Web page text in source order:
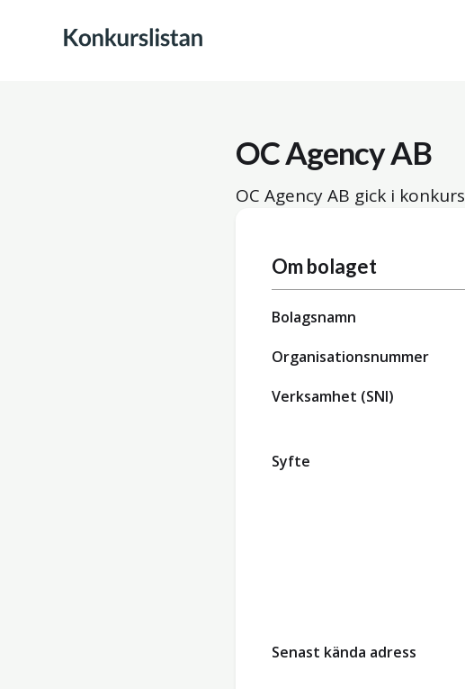
OC Agency AB
OC Agency AB gick i konkurs
Om bolaget
Bolagsnamn
Organisationsnummer
Verksamhet (SNI)
Syfte
Senast kända adress